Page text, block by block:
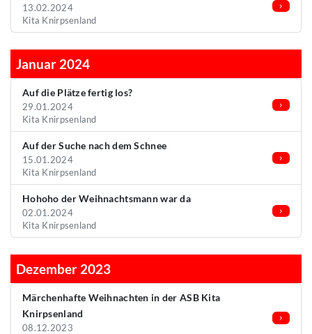
13.02.2024
Kita Knirpsenland
Januar 2024
Auf die Plätze fertig los?
29.01.2024
Kita Knirpsenland
Auf der Suche nach dem Schnee
15.01.2024
Kita Knirpsenland
Hohoho der Weihnachtsmann war da
02.01.2024
Kita Knirpsenland
Dezember 2023
Märchenhafte Weihnachten in der ASB Kita
Knirpsenland
08.12.2023